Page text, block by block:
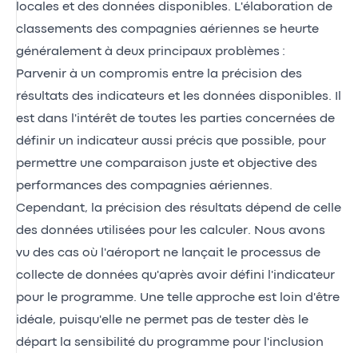
locales et des données disponibles. L'élaboration de
classements des compagnies aériennes se heurte
généralement à deux principaux problèmes :
Parvenir à un compromis entre la précision des
résultats des indicateurs et les données disponibles. Il
est dans l'intérêt de toutes les parties concernées de
définir un indicateur aussi précis que possible, pour
permettre une comparaison juste et objective des
performances des compagnies aériennes.
Cependant, la précision des résultats dépend de celle
des données utilisées pour les calculer. Nous avons
vu des cas où l'aéroport ne lançait le processus de
collecte de données qu'après avoir défini l'indicateur
pour le programme. Une telle approche est loin d'être
idéale, puisqu'elle ne permet pas de tester dès le
départ la sensibilité du programme pour l'inclusion